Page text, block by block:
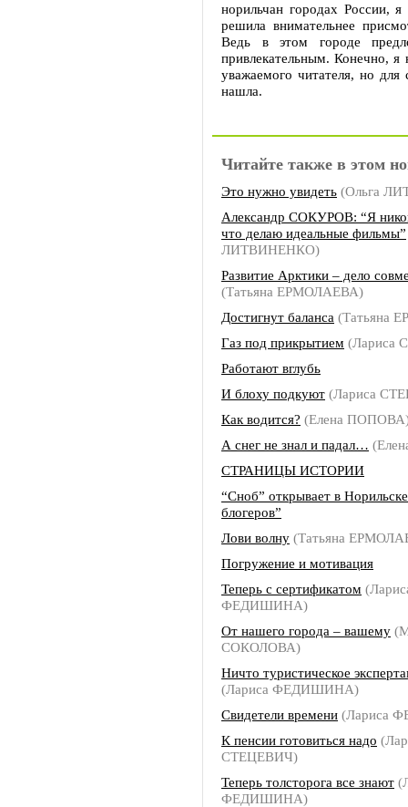
норильчан городах России,
решила внимательнее
Ведь в этом городе
привлекательным. Конечно, я
уважаемого читателя, но для
нашла.
Читайте также в этом
Это нужно увидеть (Ольга
Александр СОКУРОВ: “Я
что делаю идеальные фильмы”
ЛИТВИНЕНКО)
Развитие Арктики – дело
(Татьяна ЕРМОЛАЕВА)
Достигнут баланса (Татьяна
Газ под прикрытием (Лариса
Работают вглубь
И блоху подкуют (Лариса
Как водится? (Елена
А снег не знал и падал…
СТРАНИЦЫ ИСТОРИИ
“Сноб” открывает в
блогеров”
Лови волну (Татьяна
Погружение и мотивация
Теперь с сертификатом
ФЕДИШИНА)
От нашего города – вашему
СОКОЛОВА)
Ничто туристическое
(Лариса ФЕДИШИНА)
Свидетели времени (Лариса
К пенсии готовиться надо
СТЕЦЕВИЧ)
Теперь толсторога все знают
ФЕДИШИНА)